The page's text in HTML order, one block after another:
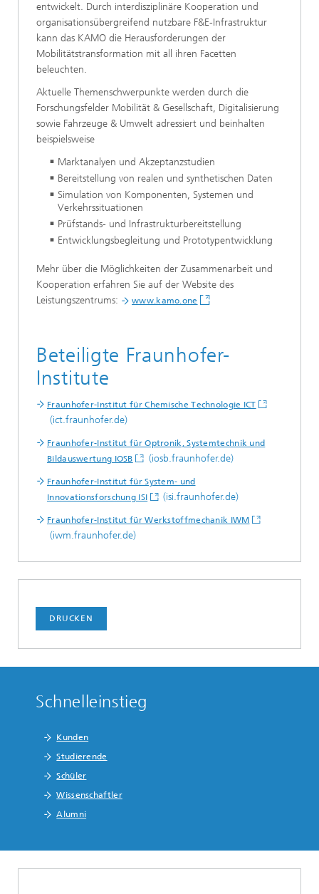
entwickelt. Durch interdisziplinäre Kooperation und
organisationsübergreifend nutzbare F&E-Infrastruktur
kann das KAMO die Herausforderungen der
Mobilitätstransformation mit all ihren Facetten
beleuchten.
Aktuelle Themenschwerpunkte werden durch die
Forschungsfelder Mobilität & Gesellschaft, Digitalisierung
sowie Fahrzeuge & Umwelt adressiert und beinhalten
beispielsweise
Marktanalyen und Akzeptanzstudien
Bereitstellung von realen und synthetischen Daten
Simulation von Komponenten, Systemen und
Verkehrssituationen
Prüfstands- und Infrastrukturbereitstellung
Entwicklungsbegleitung und Prototypentwicklung
Mehr über die Möglichkeiten der Zusammenarbeit und
Kooperation erfahren Sie auf der Website des
Leistungszentrums:
www.kamo.one
Beteiligte Fraunhofer-
Institute
Fraunhofer-Institut für Chemische Technologie ICT
(ict.fraunhofer.de)
Fraunhofer-Institut für Optronik, Systemtechnik und
Bildauswertung IOSB
(iosb.fraunhofer.de)
Fraunhofer-Institut für System- und
Innovationsforschung ISI
(isi.fraunhofer.de)
Fraunhofer-Institut für Werkstoffmechanik IWM
(iwm.fraunhofer.de)
DRUCKEN
Schnelleinstieg
Kunden
Studierende
Schüler
Wissenschaftler
Alumni